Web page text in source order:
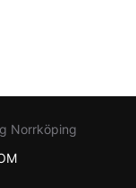
Norrköping